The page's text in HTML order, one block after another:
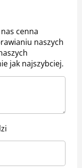
cenna
naszych
jak najszybciej.